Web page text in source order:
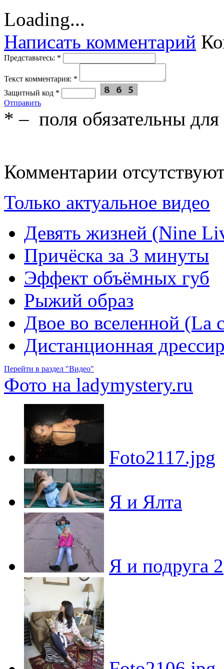
Loading...
Написать комментарий
Представьтесь: *
Текст комментария: *
Защитный код *
Отправить
* – поля обязательны для
Комментарии
Только актуальное видео
Девять жизней (Nine
Причёска за 3 минуты
Эффект объёмных губ
Рыжий образ
Двое во вселенной (La
Дистанционная
Перейти в раздел "Видео"
Фото на ladymystery.ru
Foto2117.jpg
Я и Ялта
Я и подруга 2